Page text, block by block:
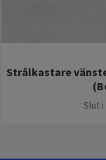
Strålkastare
Slut